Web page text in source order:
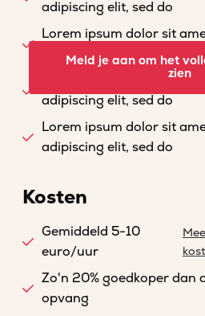
adipiscing elit, sed do
Lorem ipsum dolor sit
adipiscing elit, sed do
Lorem ipsum dolor sit
adipiscing elit, sed do
Lorem ipsum dolor sit
adipiscing elit, sed do
Meld je aan om het
zien
Kosten
Gemiddeld 5-10
euro/uur
Zo'n 20% goedkoper dan
opvang